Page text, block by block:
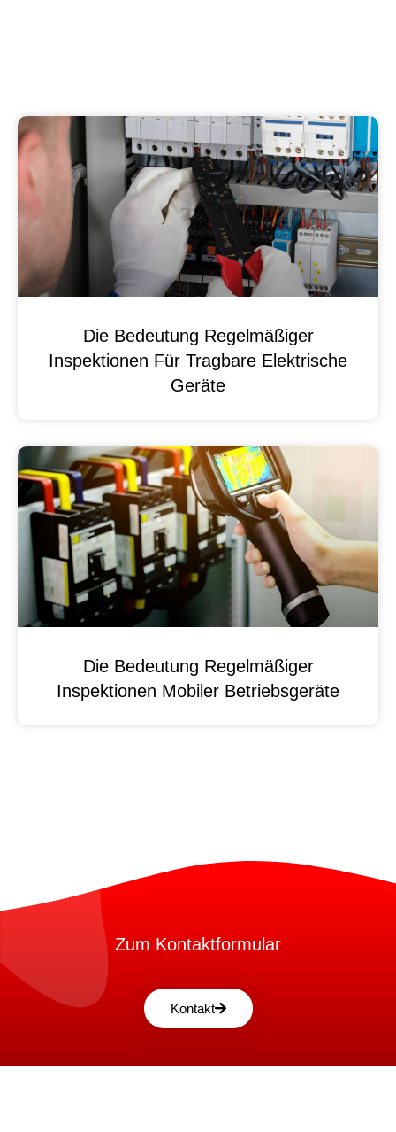
Die Bedeutung Regelmäßiger
Inspektionen Für Tragbare Elektrische
Geräte
Die Bedeutung Regelmäßiger
Inspektionen Mobiler Betriebsgeräte
Zum Kontaktformular
Kontakt